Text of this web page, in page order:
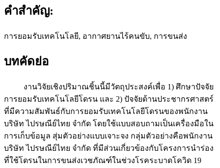
คำสำคัญ:
การยอมรับเทคโนโลยี, อากาศยานไร้คนขับ, การขนส่ง
บทคัดย่อ
งานวิจัยเชิงปริมาณชิ้นนี้มีวัตถุประสงค์เพื่อ 1) ศึกษาปัจจัย
การยอมรับเทคโนโลยีโดรน และ 2) ปัจจัยด้านประชากรศาสตร์
ที่มีความสัมพันธ์กับการยอมรับเทคโนโลยีโดรนของพนักงาน
บริษัท ไปรษณีย์ไทย จำกัด โดยใช้แบบสอบถามเป็นเครื่องมือใน
การเก็บข้อมูล สุ่มตัวอย่างแบบเจาะจง กลุ่มตัวอย่างคือพนักงาน
บริษัท ไปรษณีย์ไทย จำกัด ที่มีส่วนเกี่ยวข้องกับโครงการนำร่อง
ที่ใช้โดรนในการขนส่งเวชภัณฑ์ในช่วงโรคระบาดโควิด 19